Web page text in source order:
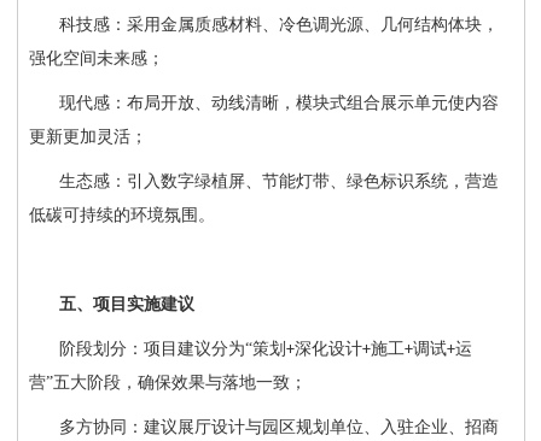
科技感：采用金属质感材料、冷色调光源、几何结构体块，
强化空间未来感；
现代感：布局开放、动线清晰，模块式组合展示单元使内容
更新更加灵活；
生态感：引入数字绿植屏、节能灯带、绿色标识系统，营造
低碳可持续的环境氛围。
五、项目实施建议
阶段划分：项目建议分为“策划 +深化设计+施工+调试+运
营”五大阶段，确保效果与落地一致；
多方协同：建议展厅设计与园区规划单位、入驻企业、招商